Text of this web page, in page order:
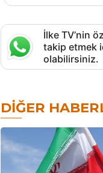
İlke TV’nin
takip etmek
olabilirsiniz.
DIĞER